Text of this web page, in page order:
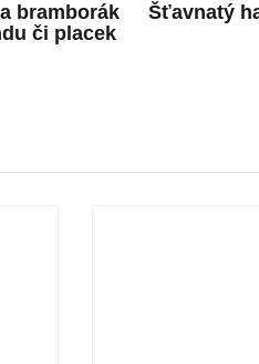
bramborák
či placek
Šťavnatý